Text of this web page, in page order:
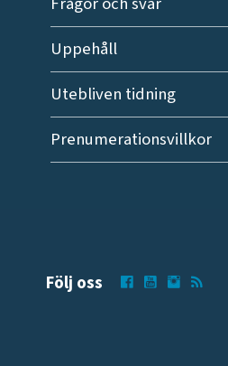
Uppehåll
Utebliven tidning
Prenumerationsvillkor
Följ oss